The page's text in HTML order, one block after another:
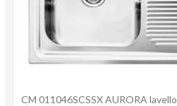
CM 011046SCSSX AURORA lavello